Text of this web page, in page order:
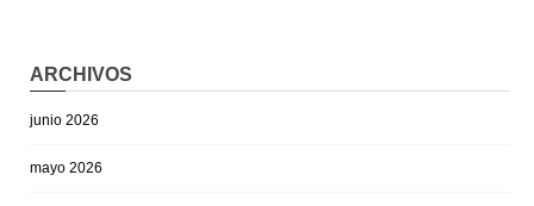
ARCHIVOS
junio 2026
mayo 2026